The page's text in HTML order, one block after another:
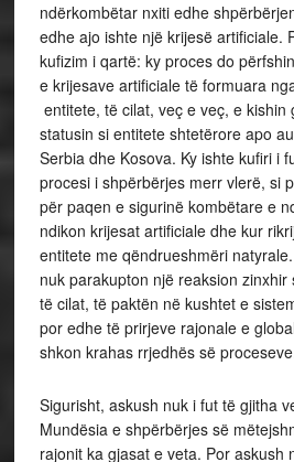
ndërkombëtar nxiti edhe
edhe ajo ishte një krijesë artificiale.
kufizim i qartë: ky proces do
e krijesave artificiale të formuara
entitete, të cilat, veç e veç, e kishin
statusin si entitete shtetërore apo
Serbia dhe Kosova. Ky ishte kufiri i
procesi i shpërbërjes merr vlerë, si
për paqen e sigurinë kombëtare e
ndikon krijesat artificiale dhe kur
entitete me qëndrueshmëri
nuk parakupton një reaksion
të cilat, të paktën në kushtet e
por edhe të prirjeve rajonale e
shkon krahas rrjedhës së
Sigurisht, askush nuk i fut të gjitha
Mundësia e shpërbërjes së
rajonit ka gjasat e veta. Por askush